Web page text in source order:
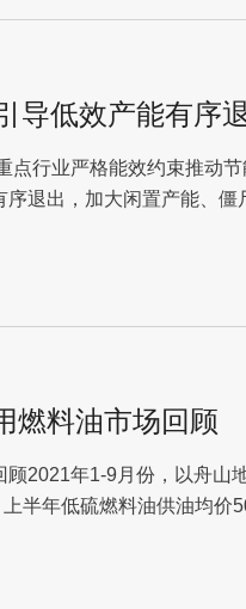
导低效产能有序
点行业严格能效约束推动
退出，加大闲置产能、僵
燃料油市场回顾
2021年1-9月份，以舟山
半年低硫燃料油供油均价